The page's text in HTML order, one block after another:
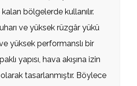
bölgelerde kullanılır.
ve yüksek rüzgâr yükü
yüksek performanslı bir
yapısı, hava akışına izin
tasarlanmıştır. Böylece